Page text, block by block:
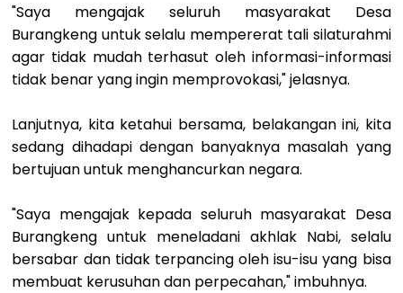
"Saya mengajak seluruh masyarakat Desa
Burangkeng untuk selalu mempererat tali silaturahmi
agar tidak mudah terhasut oleh informasi-informasi
tidak benar yang ingin memprovokasi," jelasnya.
Lanjutnya, kita ketahui bersama, belakangan ini, kita
sedang dihadapi dengan banyaknya masalah yang
bertujuan untuk menghancurkan negara.
"Saya mengajak kepada seluruh masyarakat Desa
Burangkeng untuk meneladani akhlak Nabi, selalu
bersabar dan tidak terpancing oleh isu-isu yang bisa
membuat kerusuhan dan perpecahan," imbuhnya.